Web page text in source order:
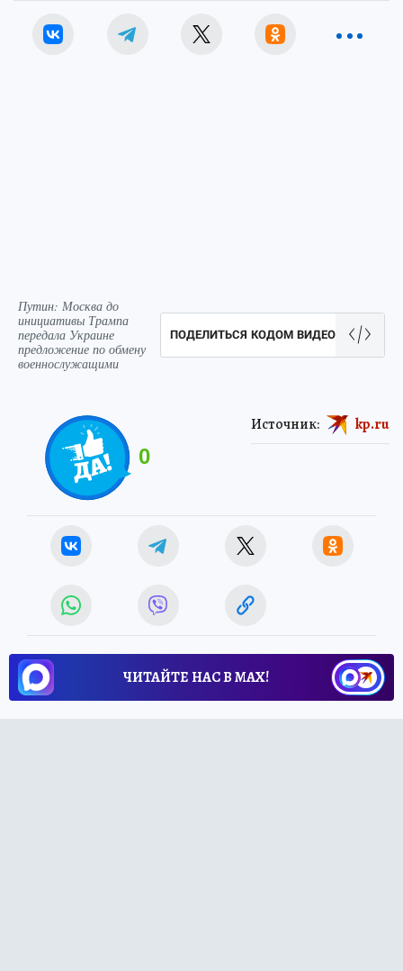
Путин: Москва до
инициативы Трампа
передала Украине
предложение по обмену
военнослужащими
ПОДЕЛИТЬСЯ КОДОМ ВИДЕО
0
Источник: kp.ru
ЧИТАЙТЕ НАС В МАХ!